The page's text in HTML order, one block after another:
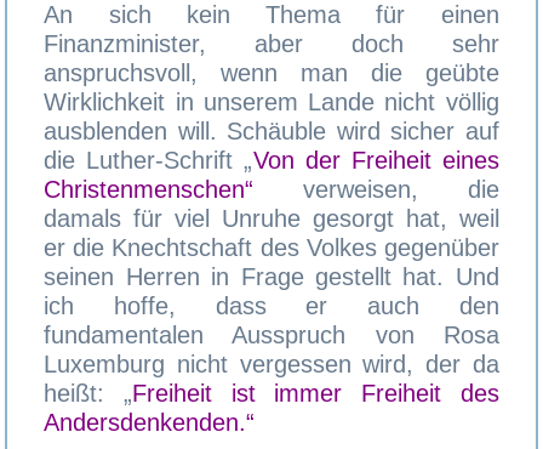
An sich kein Thema für einen
Finanzminister, aber doch sehr
anspruchsvoll, wenn man die geübte
Wirklichkeit in unserem Lande nicht völlig
ausblenden will. Schäuble wird sicher auf
die Luther-Schrift „Von der Freiheit eines
Christenmenschen“ verweisen, die
damals für viel Unruhe gesorgt hat, weil
er die Knechtschaft des Volkes gegenüber
seinen Herren in Frage gestellt hat. Und
ich hoffe, dass er auch den
fundamentalen Ausspruch von Rosa
Luxemburg nicht vergessen wird, der da
heißt: „Freiheit ist immer Freiheit des
Andersdenkenden.“